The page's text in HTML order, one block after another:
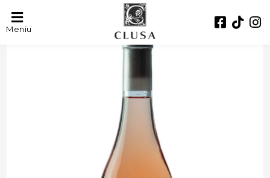
Meniu- 33%